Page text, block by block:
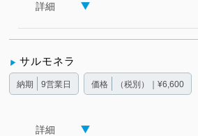
詳細
サルモネラ
納期 9営業日 価格 （税別）｜¥6,600
詳細